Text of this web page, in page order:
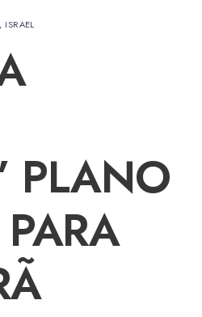
, ISRAEL
PLANO